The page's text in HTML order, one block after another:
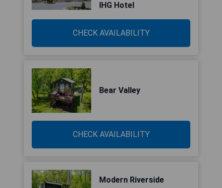
IHG Hotel
CHECK AVAILABILITY
Bear Valley
CHECK AVAILABILITY
Modern Riverside